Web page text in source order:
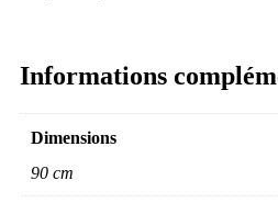
Informations
Dimensions
90 cm